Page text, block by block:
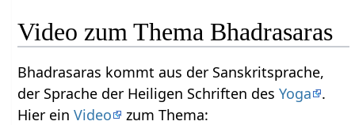
Video zum Thema Bhadrasaras
Bhadrasaras kommt aus der Sanskritsprache,
der Sprache der Heiligen Schriften desYoga
.
Hier einVideo zum Thema: